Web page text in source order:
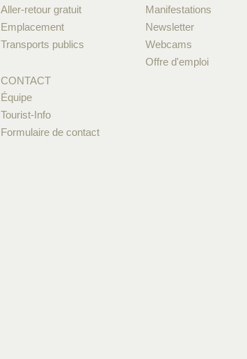
Aller-retour gratuit
Emplacement
Transports publics
CONTACT
Équipe
Tourist-Info
Formulaire de contact
Manifestations
Newsletter
Webcams
Offre d'emploi